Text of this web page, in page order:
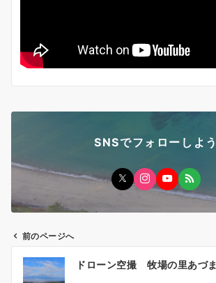
SNSでフォローしよう
前のページへ
ドローン空撮 牧場の里あづま